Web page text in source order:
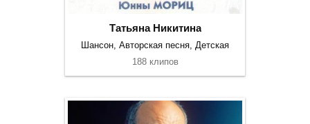
Татьяна Никитина
Шансон, Авторская песня, Детская
188 клипов